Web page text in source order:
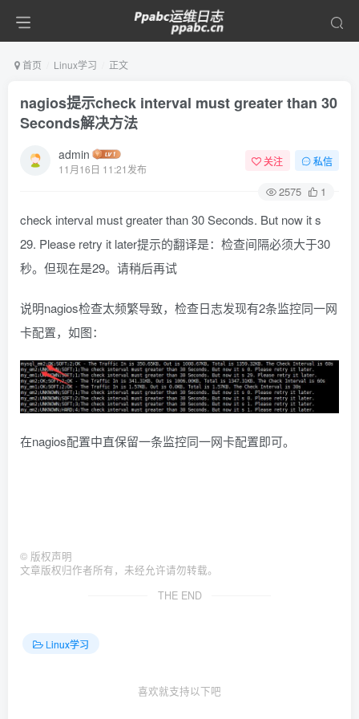
首页 Linux学习 正文
nagios提示check interval must greater than 30
Seconds解决方法
admin
11月16日 11:21发布
关注 私信
2575 1
check interval must greater than 30 Seconds. But now it s
29. Please retry it later提示的翻译是：检查间隔必须大于30
秒。但现在是29。请稍后再试
说明nagios检查太频繁导致，检查日志发现有2条监控同一网
卡配置，如图：
在nagios配置中直保留一条监控同一网卡配置即可。
© 版权声明
文章版权归作者所有，未经允许请勿转载。
THE END
Linux学习
喜欢就支持以下吧